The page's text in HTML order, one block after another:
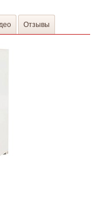
Отзывы